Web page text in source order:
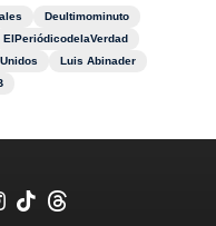
Deultimominuto
ElPeriódicodelaVerdad
Luis Abinader